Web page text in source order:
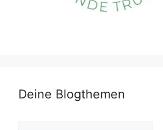
Deine Blogthemen